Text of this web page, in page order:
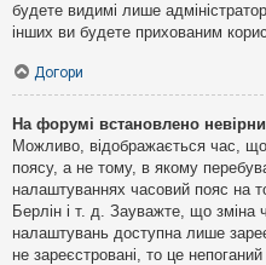
будете видимі лише
інших ви будете прихованим
Догори
На форумі встановлено
Можливо, відображається час,
поясу, а не тому, в якому
налаштуваннях часовий пояс на
Берлін і т. д. Зауважте, що зміна
налаштувань доступна лише
не зареєстровані, то це